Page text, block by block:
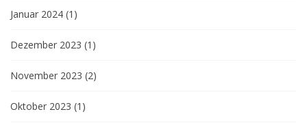
Januar 2024 (1)
Dezember 2023 (1)
November 2023 (2)
Oktober 2023 (1)